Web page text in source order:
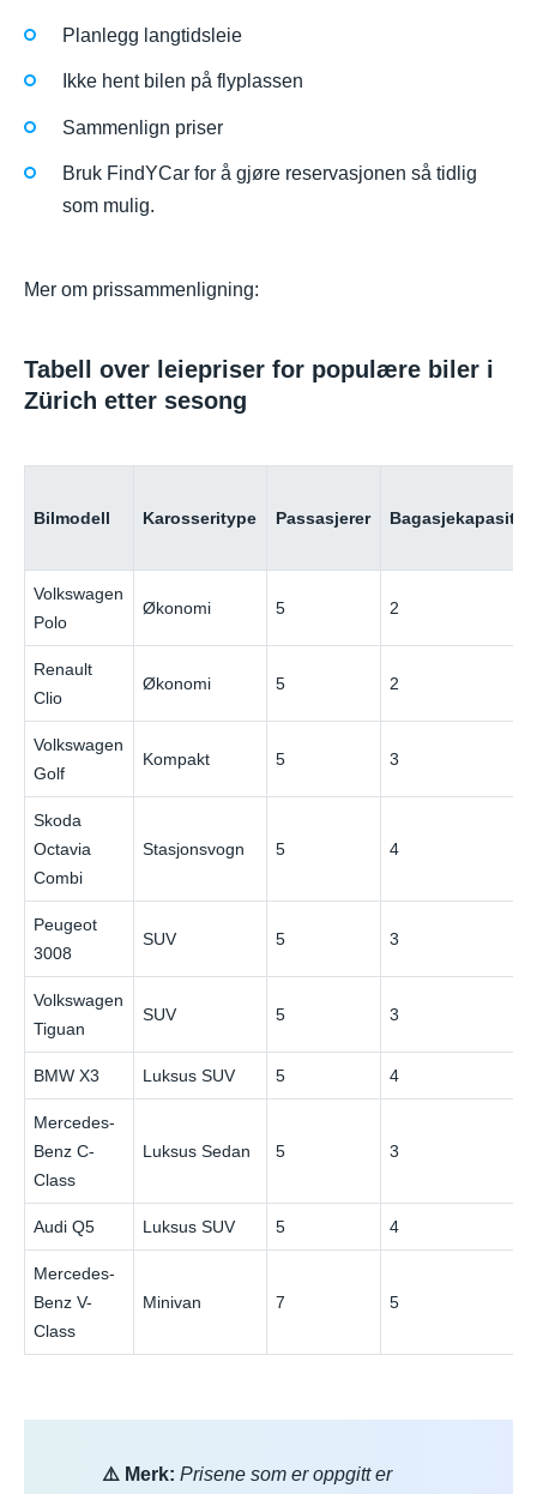
Planlegg langtidsleie
Ikke hent bilen på flyplassen
Sammenlign priser
Bruk FindYCar for å gjøre reservasjonen så tidlig
som mulig.
Mer om prissammenligning:
Tabell over leiepriser for populære biler i
Zürich etter sesong
Bilmodell Karosseritype Passasjerer Bagasjekapasitet
Volkswagen
Polo
Økonomi 5 2
Renault
Clio
Økonomi 5 2
Volkswagen
Golf
Kompakt 5 3
Skoda
Octavia
Combi
Stasjonsvogn 5 4
Peugeot
3008
SUV 5 3
Volkswagen
Tiguan
SUV 5 3
BMW X3 Luksus SUV 5 4
Mercedes-
Benz C-
Class
Luksus Sedan 5 3
Audi Q5 Luksus SUV 5 4
Mercedes-
Benz V-
Class
Minivan 7 5
⚠️ Merk: Prisene som er oppgitt er